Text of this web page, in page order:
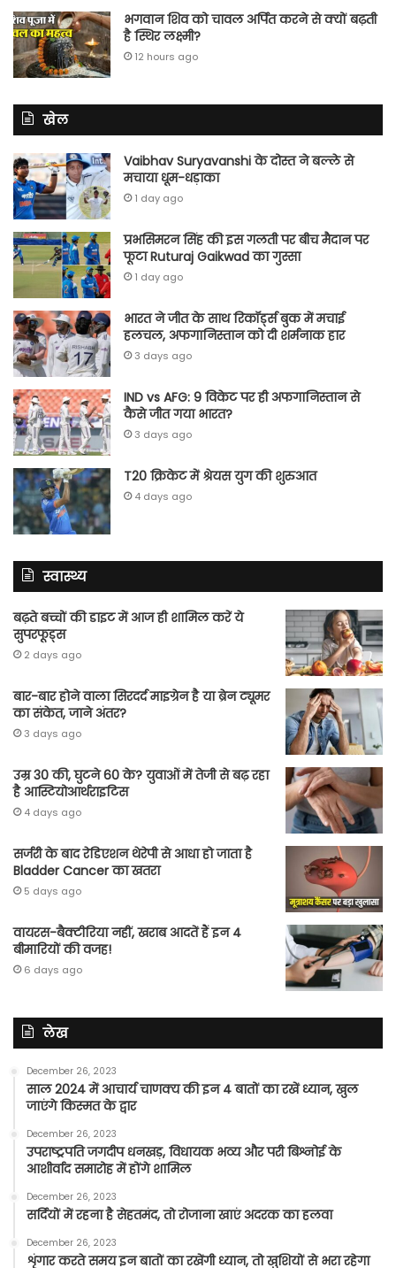
भगवान शिव को चावल अर्पित करने से क्यों बढ़ती
है स्थिर लक्ष्मी?
12 hours ago
खेल
Vaibhav Suryavanshi के दोस्त ने बल्ले से
मचाया धूम-धड़ाका
1 day ago
प्रभसिमरन सिंह की इस गलती पर बीच मैदान पर
फूटा Ruturaj Gaikwad का गुस्सा
1 day ago
भारत ने जीत के साथ रिकॉर्ड्स बुक में मचाई
हलचल, अफगानिस्तान को दी शर्मनाक हार
3 days ago
IND vs AFG: 9 विकेट पर ही अफगानिस्तान से
कैसे जीत गया भारत?
3 days ago
T20 क्रिकेट में श्रेयस युग की शुरुआत
4 days ago
स्वास्थ्य
बढ़ते बच्चों की डाइट में आज ही शामिल करें ये
सुपरफूड्स
2 days ago
बार-बार होने वाला सिरदर्द माइग्रेन है या ब्रेन ट्यूमर
का संकेत, जाने अंतर?
3 days ago
उम्र 30 की, घुटने 60 के? युवाओं में तेजी से बढ़ रहा
है आस्टियोआर्थराइटिस
4 days ago
सर्जरी के बाद रेडिएशन थेरेपी से आधा हो जाता है
Bladder Cancer का खतरा
5 days ago
वायरस-बैक्टीरिया नहीं, खराब आदतें हैं इन 4
बीमारियों की वजह!
6 days ago
लेख
December 26, 2023
साल 2024 में आचार्य चाणक्य की इन 4 बातों का रखें ध्यान, खुल
जाएंगे किस्मत के द्वार
December 26, 2023
उपराष्ट्रपति जगदीप धनखड़, विधायक भव्य और परी बिश्नोई के
आशीर्वाद समारोह में होंगे शामिल
December 26, 2023
सर्दियों में रहना है सेहतमंद, तो रोजाना खाएं अदरक का हलवा
December 26, 2023
शृंगार करते समय इन बातों का रखेंगी ध्यान, तो खुशियों से भरा रहेगा